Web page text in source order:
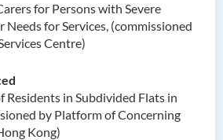
for Persons with Severe
for Services, (commissioned
Centre)
Residents in Subdivided Flats in
by Platform of Concerning
Kong)